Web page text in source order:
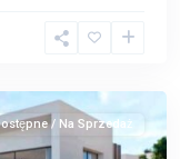
/ Na Sprzedaż